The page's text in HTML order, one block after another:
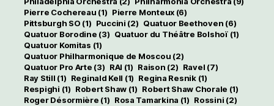
Pierre Cochereau (1) Pierre Monteux (6)
Pittsburgh SO (1) Puccini (2) Quatuor Beethoven (6)
Quatuor Borodine (3) Quatuor du Théâtre Bolshoï(1)
Quatuor Komitas (1)
Quatuor Philharmonique de Moscou (2)
Quatuor Pro Arte (3) RAI (1) Raison (2) Ravel (7)
Ray Still (1) Reginald Kell (1) Regina Resnik(1)
Respighi (1) Robert Shaw(1) Robert Shaw Chorale (1)
Roger Désormière (1) Rosa Tamarkina (1) Rossini (2)